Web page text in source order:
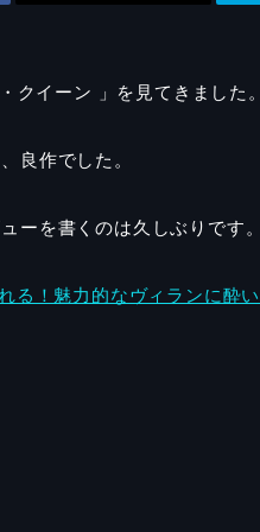
クイーン 」を見てきました。
良作でした。
ーを書くのは久しぶりです。
る！魅力的なヴィランに酔